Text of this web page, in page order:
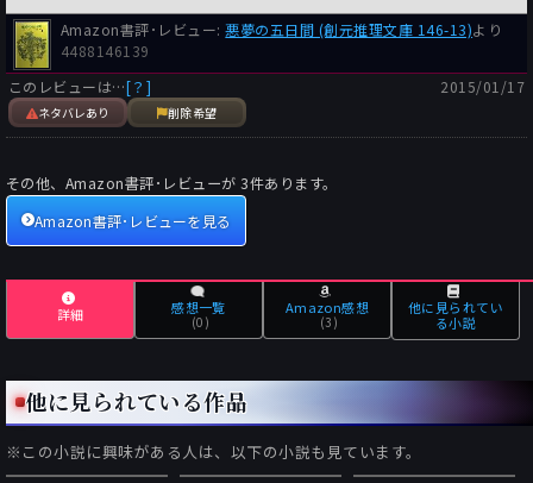
Amazon書評･レビュー:悪夢の五日間 (創元推理文庫 146-13)より
4488146139
このレビューは…[？]
ネタバレあり 削除希望
2015/01/17
その他、Amazon書評･レビューが3件あります。
Amazon書評･レビューを見る
詳細 感想一覧
(0)
Amazon感想
(3)
他に見られてい
る小説
他に見られている作品
※この小説に興味がある人は、以下の小説も見ています。